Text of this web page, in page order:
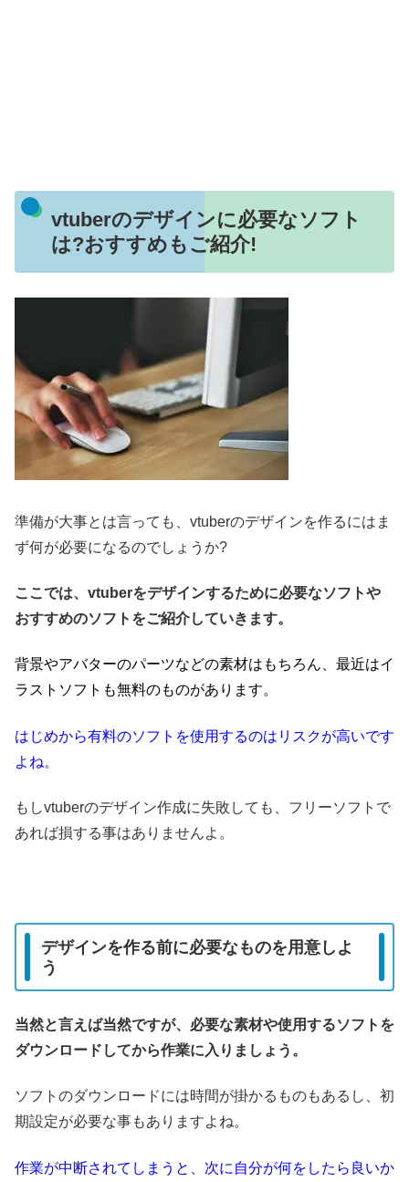
vtuberのデザインに必要なソフト
は?おすすめもご紹介!
準備が大事とは言っても、vtuberのデザインを作るにはま
ず何が必要になるのでしょうか?
ここでは、vtuberをデザインするために必要なソフトや
おすすめのソフトをご紹介していきます。
背景やアバターのパーツなどの素材はもちろん、最近はイ
ラストソフトも無料のものがあります。
はじめから有料のソフトを使用するのはリスクが高いです
よね。
もしvtuberのデザイン作成に失敗しても、フリーソフトで
あれば損する事はありませんよ。
デザインを作る前に必要なものを用意しよ
う
当然と言えば当然ですが、必要な素材や使用するソフトを
ダウンロードしてから作業に入りましょう。
ソフトのダウンロードには時間が掛かるものもあるし、初
期設定が必要な事もありますよね。
作業が中断されてしまうと、次に自分が何をしたら良いか